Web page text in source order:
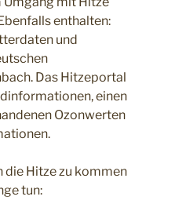
enthalten:
und
Das Hitzeportal
einen
Ozonwerten
Hitze zu kommen
tun: